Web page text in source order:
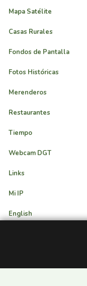
Mapa Satélite
Casas Rurales
Fondos de Pantalla
Fotos Históricas
Merenderos
Restaurantes
Tiempo
Webcam DGT
Links
Mi IP
English